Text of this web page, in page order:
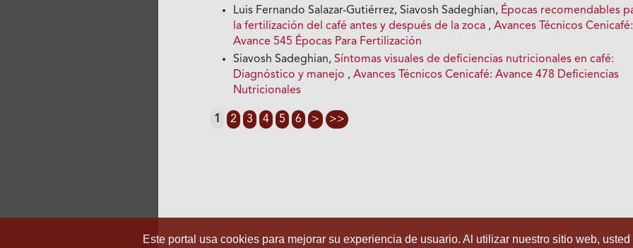
Luis Fernando Salazar-Gutiérrez, Siavosh Sadeghian, Épocas recomendables
la fertilización del café antes y después de la zoca ,Avances Técnicos Cenicafé:
Avance 545 Épocas Para Fertilización
Siavosh Sadeghian,Síntomas visuales de deficiencias nutricionales en café:
Diagnóstico y manejo ,Avances Técnicos Cenicafé: Avance 478 Deficiencias
Nutricionales
1 2 3 4 5 6 > >>
Este portal usa cookies para mejorar su experiencia de usuario. Al utilizar nuestro sitio web,